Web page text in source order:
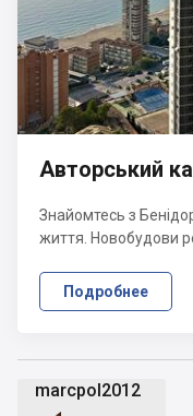
marcpol2012
Авторський
Знайомтесь з
життя. Новобудови
Подробнее